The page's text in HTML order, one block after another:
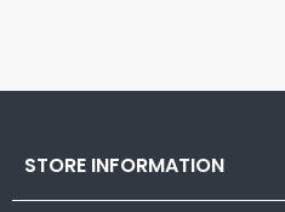
STORE INFORMATION